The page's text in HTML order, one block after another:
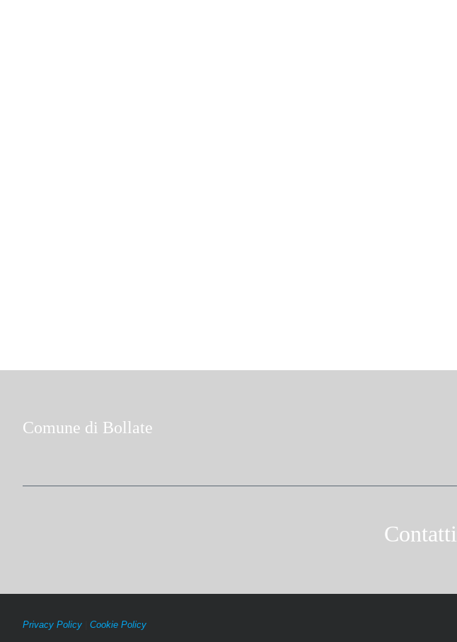
Comune di Bollate
Contatti
Privacy Policy| Cookie Policy